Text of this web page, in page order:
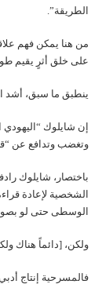
الطريقة”.
من هنا يمكن فهم
على خلق أثرٍ يقيم
ينطبق ما سبق، أشد الانطباق،
إن شايلوك
وتغضب وتدافع عن
باختصار، شايلوك
الشخصية لإعادة
الوسطى حتى لو
ولكن، [دائماً هناك
فالمسرحية إنتاج